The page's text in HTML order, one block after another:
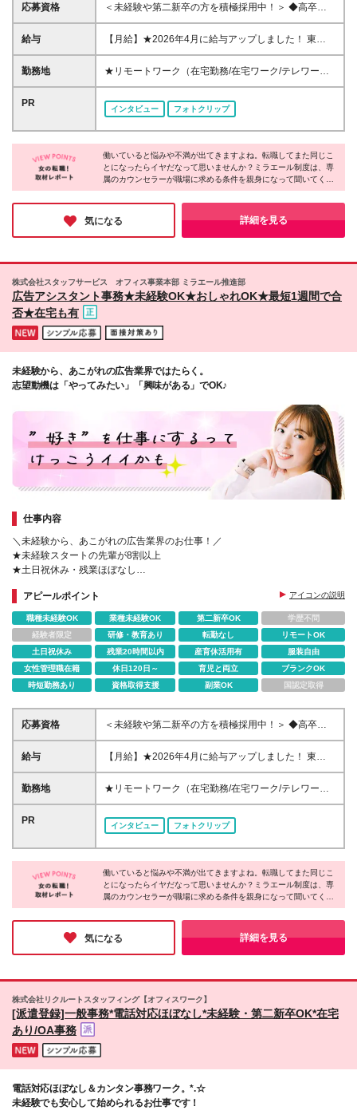
応募資格
＜未経験や第二新卒の方を積極採用中！＞ ◆高卒以
上 ◆事務経験・社会人経験がない方大歓迎 ◆初めて
の転職・第二新卒の方大歓迎 ◆転職回数不問 ◆20代
は、今までのスキルや経験より 「やってみたい！」
という気持ちを大切にしています！
給与
【月給】★2026年4月に給与アップしました！ 東
京 21万0000円～ 神奈川 20万2000円～ 大阪/埼玉 19
万7000円～ 千葉 19万6000円～ 愛知 19万2000円～
～ 栃木 18万2500円～ 滋賀/群馬 18万1500円～ 三
岡山 17万6000円～ 香川 17万5000円～ 北海道 17万
4000円～ 新潟 17万3500円～ 福島 16万9500円～ 山
口/愛媛 16万8500円～ 熊本 16万5500円～ 長崎 16万
同様) 勤務エリア/東京・神奈川・千葉・埼玉・名古
屋・大阪・京都・兵庫 ・札幌・仙台・静岡・福岡 試
勤務地
★リモートワーク（在宅勤務/在宅ワーク/テレワー
ク）もOK 東京都内（渋谷、六本木、丸の内、新宿、
恵比寿、池袋、品川、秋葉原など）、神奈川、千葉、
埼玉、北海道、仙台、福島、新潟、栃木、群馬、つく
ば、長野、富山、静岡、名古屋、金沢、岐阜、三重、
滋賀、京都、大阪、神戸、奈良、広島、岡山、香川、
愛媛、山口、福岡、熊本、長崎、鹿児島の当社取引先
企業での勤務 ◆大手企業で働くチャンス！ ◆転勤な
し/自宅から通える範囲で希望を考慮して決定 ◆キレ
エリアも♪ ※配属先によって異なります 【勤務地エリ
アの一例】 東京都……23区内メイン 神奈川県……横
田・淀屋橋・本町・難波 など 兵庫県……神戸市メ
イン・三ノ宮 など 福岡県……博多・天神 など
PR
インタビュー フォトクリップ
働いていると悩みや不満が出てきますよね。転職してまた同じこ
とになったらイヤだなって思いませんか？ミラエール制度は、専
属のカウンセラーが職場に求める条件を親身になって聞いてくれ
るみたい！入社してからじゃないとわからないことに悩まされる
心配もなくなりそうですね。女性が長く働くために必要な要素が
詰まった会社だと感じました！
気になる 詳細を見る
株式会社スタッフサービス オフィス事業本部 ミラエール推進部
広告アシスタント事務★未経験OK★おしゃれOK★最短1週間で合
否★在宅も有
未経験から、あこがれの広告業界ではたらく。
志望動機は「やってみたい」「興味がある」でOK♪
仕事内容
＼未経験から、あこがれの広告業界のお仕事！／
★未経験スタートの先輩が8割以上
★土日祝休み・残業ほぼなし
★応募から1週間で合否
★基礎から学べる無料の研修制度
アピールポイント アイコンの説明
職種未経験OK 業種未経験OK 第二新卒OK
学歴不問
経験者限定
研修・教育あり 転勤なし
リモートOK
土日祝休み
残業20時間以内 産育休活用有
服装自由
女性管理職在籍
休日120日～ 育児と両立
ブランクOK
時短勤務あり
資格取得支援 副業OK 国認定取得
応募資格
＜未経験や第二新卒の方を積極採用中！＞ ◆高卒以
上 ◆事務経験・社会人経験がない方大歓迎 ◆初めて
の転職・第二新卒の方大歓迎 ◆転職回数不問 ◆20代
問題ありません！ あなたの「やってみたい！」とい
う気持ちを大切にして育てていきます◎
給与
【月給】★2026年4月に給与アップしました！ 東
京 21万0000円～ 神奈川 20万2000円～ 大阪/埼玉 19
万7000円～ 千葉 19万6000円～ 愛知 19万2000円～
～ 栃木 18万2500円～ 滋賀/群馬 18万1500円～ 三
岡山 17万6000円～ 香川 17万5000円～ 北海道 17万
4000円～ 新潟 17万3500円～ 福島 16万9500円～ 山
口/愛媛 16万8500円～ 熊本 16万5500円～ 長崎 16万
同様) 勤務エリア/東京・神奈川・千葉・埼玉・名古
屋・大阪・京都・兵庫 ・札幌・仙台・静岡・福岡 試
勤務地
★リモートワーク（在宅勤務/在宅ワーク/テレワー
ク）もOK 東京都内（渋谷、六本木、丸の内、新宿、
恵比寿、池袋、品川、秋葉原など）、神奈川、千葉、
埼玉、北海道、仙台、福島、新潟、栃木、群馬、つく
ば、長野、富山、静岡、名古屋、金沢、岐阜、三重、
滋賀、京都、大阪、神戸、奈良、広島、岡山、香川、
愛媛、山口、福岡、熊本、長崎、鹿児島の当社取引先
企業での勤務 ◆大手企業で働くチャンス！ ◆転勤な
し/自宅から通える範囲で希望を考慮して決定 ◆キレ
エリアも♪ ※配属先によって異なります 【勤務地エリ
アの一例】 東京都……23区内メイン 神奈川県……横
田・淀屋橋・本町・難波 など 兵庫県……神戸市メ
イン・三ノ宮 など 福岡県……博多・天神 など
PR
インタビュー フォトクリップ
働いていると悩みや不満が出てきますよね。転職してまた同じこ
とになったらイヤだなって思いませんか？ミラエール制度は、専
属のカウンセラーが職場に求める条件を親身になって聞いてくれ
るみたい！入社してからじゃないとわからないことに悩まされる
心配もなくなりそうですね。女性が長く働くために必要な要素が
詰まった会社だと感じました！
気になる 詳細を見る
株式会社リクルートスタッフィング【オフィスワーク】
[派遣登録]一般事務*電話対応ほぼなし*未経験・第二新卒OK*在宅
あり/OA事務
電話対応ほぼなし＆カンタン事務ワーク。*.☆
未経験でも安心して始められるお仕事です！